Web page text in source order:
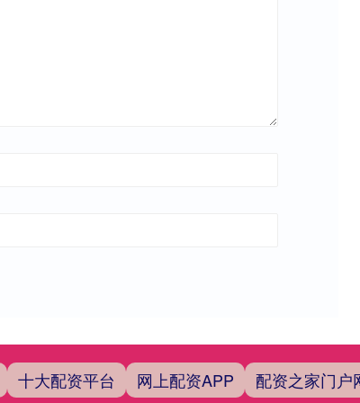
十大配资平台 网上配资APP 配资之家门户